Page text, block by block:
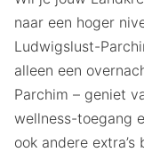
naar een hoger
Ludwigslust-
alleen een
Parchim – geniet
wellness-toegang
ook andere